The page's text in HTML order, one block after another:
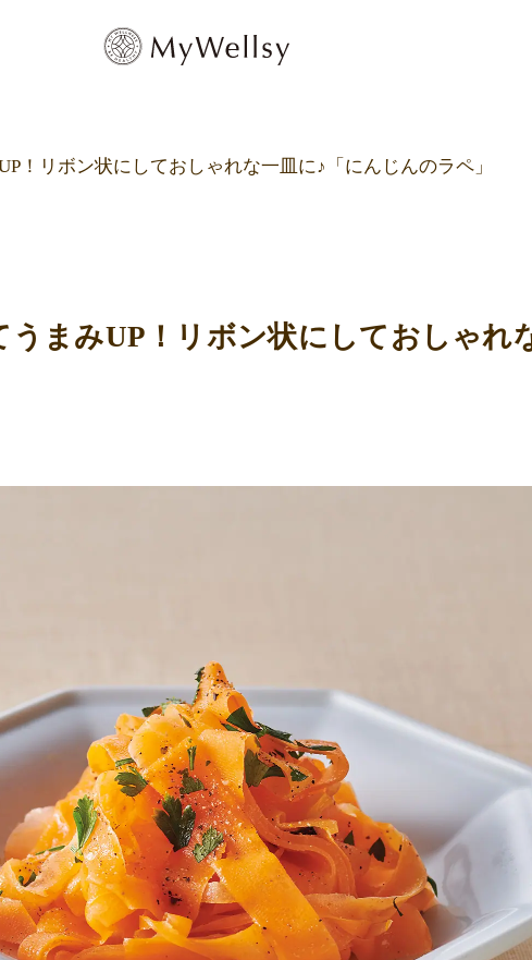
！リボン状にしておしゃれな一皿に♪「にんじんのラペ」
うまみUP！リボン状にしておしゃれ